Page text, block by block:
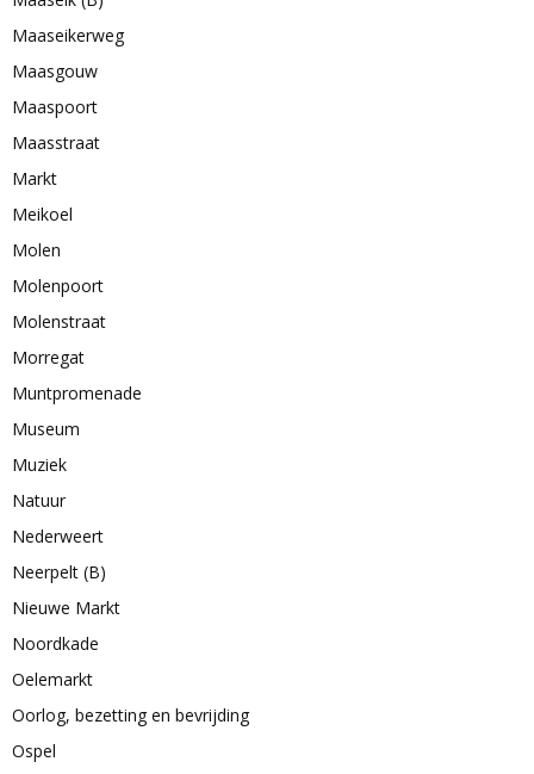
Maaseikerweg
Maasgouw
Maaspoort
Maasstraat
Markt
Meikoel
Molen
Molenpoort
Molenstraat
Morregat
Muntpromenade
Museum
Muziek
Natuur
Nederweert
Neerpelt (B)
Nieuwe Markt
Noordkade
Oelemarkt
Oorlog, bezetting en bevrijding
Ospel